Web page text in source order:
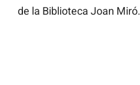
de la Biblioteca Joan Miró.